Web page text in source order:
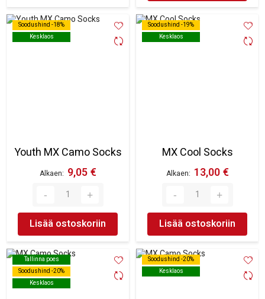
Soodushind -18%
Kesklaos
Soodushind -18%
Kesklaos
Youth MX Camo Socks
Alkaen 9,05 €
Lisää ostoskoriin
Soodushind -19%
Kesklaos
Soodushind -19%
Kesklaos
MX Cool Socks
Alkaen 13,00 €
Lisää ostoskoriin
Tallinna poes
Soodushind -20%
Kesklaos
Tallinna poes
Soodushind -20%
Kesklaos
Soodushind -20%
Kesklaos
Soodushind -20%
Kesklaos